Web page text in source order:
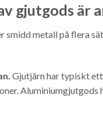
gjutgods är
smidd metall på flera
Gjutjärn har typiskt ett
Aluminiumgjutgods